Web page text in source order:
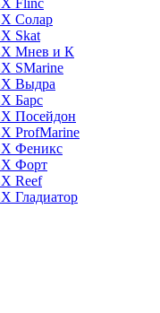
Flinc
Солар
Skat
Мнев и К
SMarine
Выдра
Барс
Посейдон
ProfMarine
Феникс
Форт
Reef
Гладиатор